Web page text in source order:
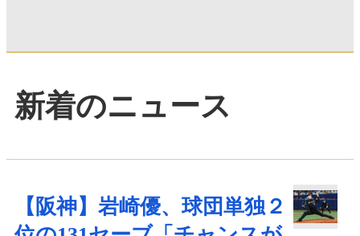
新着のニュース
【阪神】岩崎優、球団単独２